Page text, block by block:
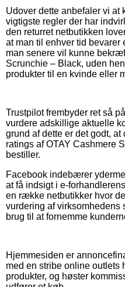
Udover dette anbefaler vi at
vigtigste regler der har
den returret netbutikken
at man til enhver tid
man senere vil kunne
Scrunchie – Black, uden
produkter til en kvinde eller
Trustpilot frembyder ret så
vurdere adskillige aktuelle
grund af dette er det godt,
ratings af OTAY Cashmere
bestiller.
Facebook indebærer
at få indsigt i e-
en række netbutikker hvor
vurdering af virksomhedens
brug til at fornemme
Hjemmesiden er
med en stribe online outlets
produkter, og høster